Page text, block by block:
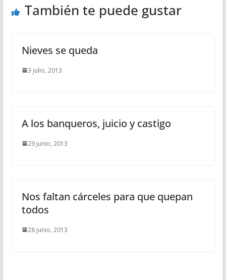
También te puede gustar
Nieves se queda
3 julio, 2013
A los banqueros, juicio y castigo
29 junio, 2013
Nos faltan cárceles para que quepan
todos
28 junio, 2013